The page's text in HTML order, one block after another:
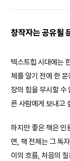
창작자는 공유될
텍스트힙 시대에는
체를 알기 전에 한
장의 힘을 무시할 수
른 사람에게 보내고
하지만 좋은 책은 인
면, 책 전체는 그 독
이의 흐름, 처음의